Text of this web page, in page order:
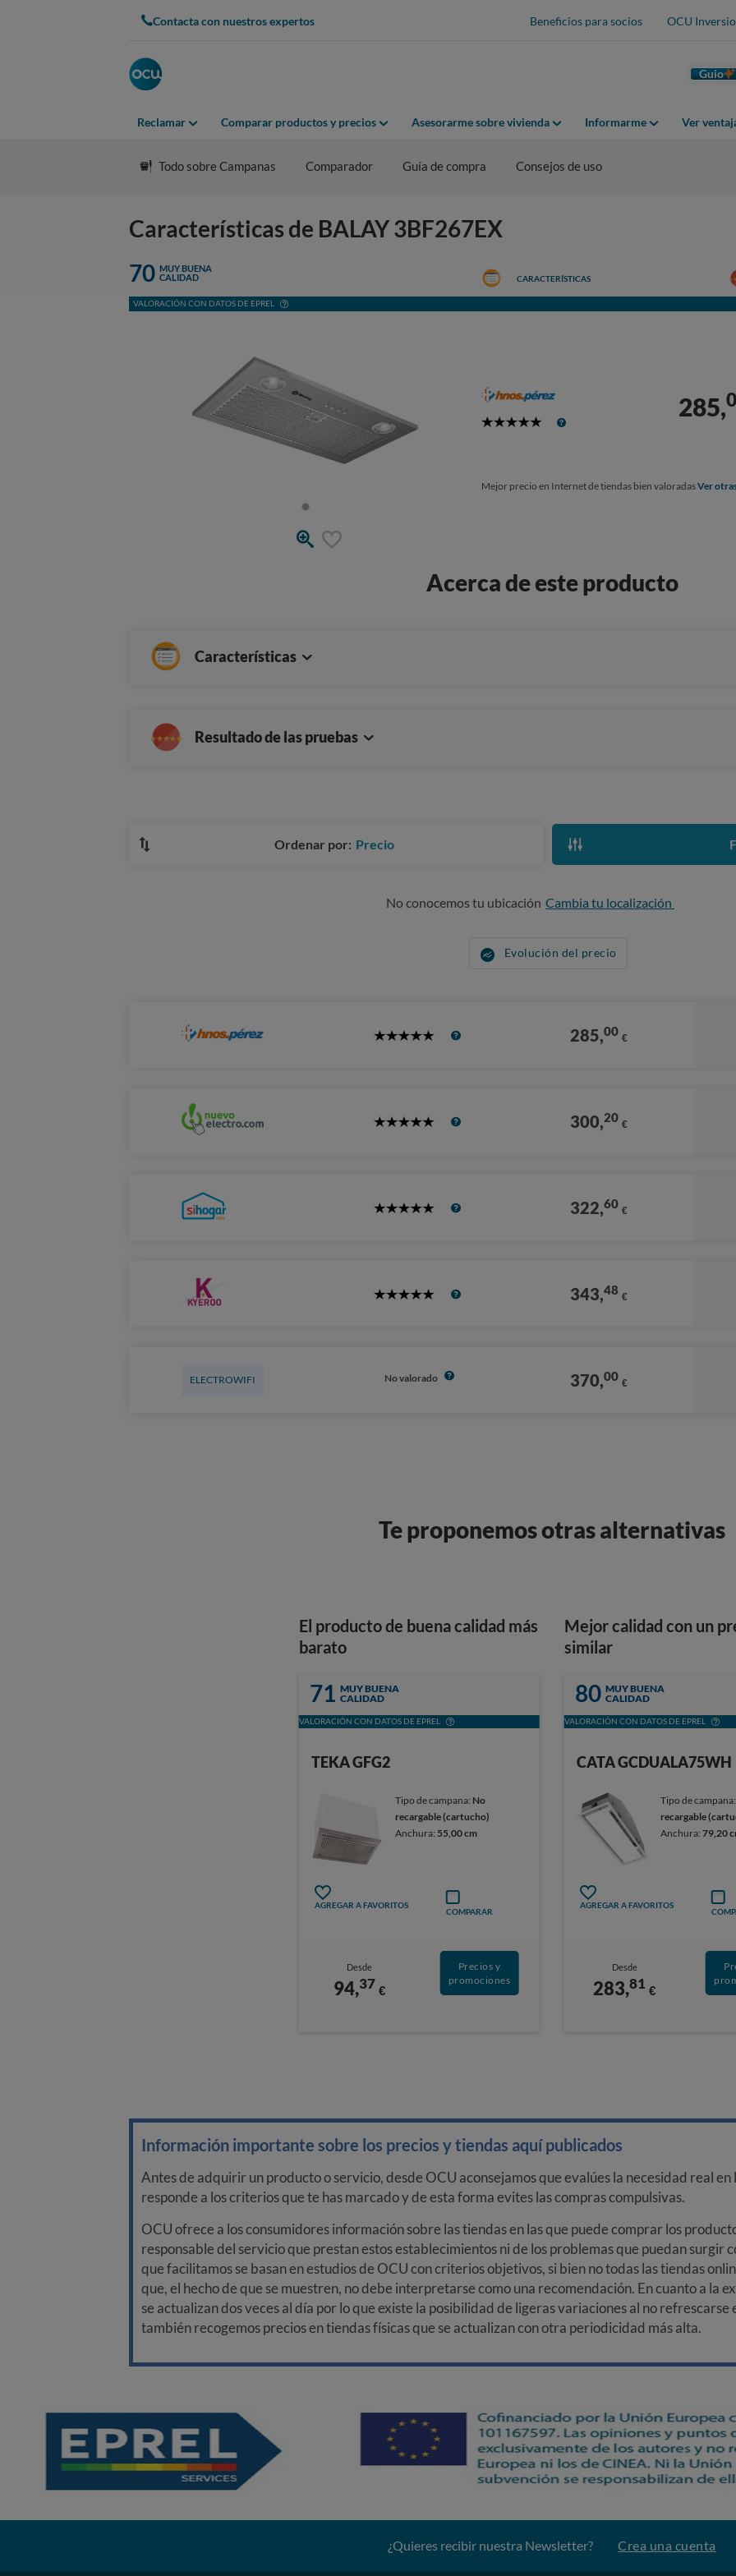
Contacta con nuestros expertos Beneficios para socios OCU
Guio
Reclamar Comparar productos y precios Asesorarme sobre vivienda Informarme Ver
Todo sobre Campanas Comparador Guía de compra Consejos de uso
Características de BALAY 3BF267EX
70 MUY BUENA
CALIDAD
VALORACIÓN CON DATOS DE EPREL
CARACTERÍSTICAS
5
285,
Mejor precio en Internet de tiendas bien valoradasVer
Acerca de este producto
Características
Resultado de las pruebas
Ordenar por: Precio
No conocemos tu ubicación Cambia tu localización
Evolución del precio
5
285,00 €
5
300,20 €
5
322,60 €
5
343,48 €
ELECTROWIFI No valorado 370,00 €
Te proponemos otras alternativas
El producto de buena calidad más
barato
71 MUY BUENA
CALIDAD
VALORACIÓN CON DATOS DE EPREL
TEKA GFG2
Tipo de campana: No
recargable (cartucho)
Anchura: 55,00 cm
AGREGAR A FAVORITOS
COMPARAR
Desde
94,37 €
Precios y
promociones
Mejor calidad con un
similar
80 MUY BUENA
CALIDAD
VALORACIÓN CON DATOS DE EPREL
CATA GCDUALA75WH
Tipo de campana:
recargable
Anchura:79,20
AGREGAR A FAVORITOS
Desde
283,81 €
Información importante sobre los precios y tiendas aquí publicados
Antes de adquirir un producto o servicio, desde OCU aconsejamos que evalúes la necesidad real
responde a los criterios que te has marcado y de esta forma evites las compras compulsivas.
OCU ofrece a los consumidores información sobre las tiendas en las que puede comprar los
responsable del servicio que prestan estos establecimientos ni de los problemas que puedan surgir
que facilitamos se basan en estudios de OCU con criterios objetivos, si bien no todas las tiendas
que, el hecho de que se muestren, no debe interpretarse como una recomendación. En cuanto a la
se actualizan dos veces al día por lo que existe la posibilidad de ligeras variaciones al no refrescarse
también recogemos precios en tiendas físicas que se actualizan con otra periodicidad más alta.
¿Quieres recibir nuestra Newsletter? Crea una cuenta